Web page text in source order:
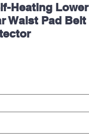
Heating Lower
Waist Pad Belt